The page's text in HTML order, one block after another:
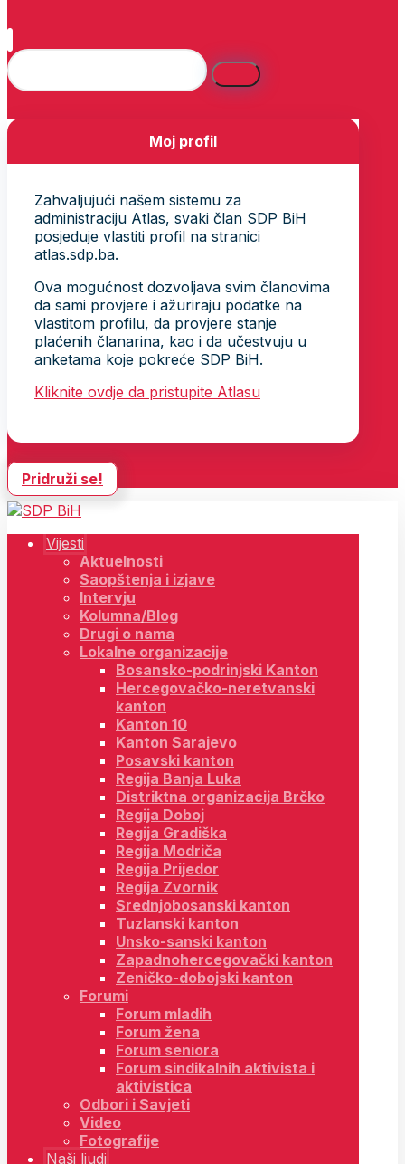
Moj profil
Zahvaljujući našem sistemu za
administraciju Atlas, svaki član SDP BiH
posjeduje vlastiti profil na stranici
atlas.sdp.ba.
Ova mogućnost dozvoljava svim članovima
da sami provjere i ažuriraju podatke na
vlastitom profilu, da provjere stanje
plaćenih članarina, kao i da učestvuju u
anketama koje pokreće SDP BiH.
Kliknite ovdje da pristupite Atlasu
Pridruži se!
Vijesti
Aktuelnosti
Saopštenja i izjave
Intervju
Kolumna/Blog
Drugi o nama
Lokalne organizacije
Bosansko-podrinjski Kanton
Hercegovačko-neretvanski
kanton
Kanton 10
Kanton Sarajevo
Posavski kanton
Regija Banja Luka
Distriktna organizacija Brčko
Regija Doboj
Regija Gradiška
Regija Modriča
Regija Prijedor
Regija Zvornik
Srednjobosanski kanton
Tuzlanski kanton
Unsko-sanski kanton
Zapadnohercegovački kanton
Zeničko-dobojski kanton
Forumi
Forum mladih
Forum žena
Forum seniora
Forum sindikalnih aktivista i
aktivistica
Odbori i Savjeti
Video
Fotografije
Naši ljudi